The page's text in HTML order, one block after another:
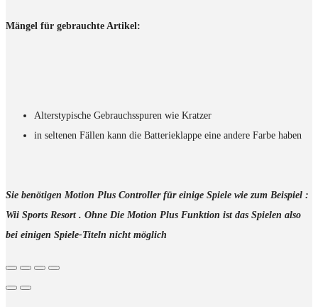
Mängel für gebrauchte Artikel:
Alterstypische Gebrauchsspuren wie Kratzer
in seltenen Fällen kann die Batterieklappe eine andere Farbe haben
Sie benötigen Motion Plus Controller für einige Spiele wie zum Beispiel :
Wii Sports Resort . Ohne Die Motion Plus Funktion ist das Spielen also
bei einigen Spiele-Titeln nicht möglich